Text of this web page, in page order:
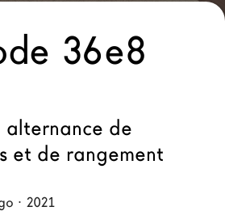
36e8
alternance de
et de rangement
· 2021